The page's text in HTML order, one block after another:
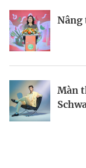
Nâng
Màn
Việt